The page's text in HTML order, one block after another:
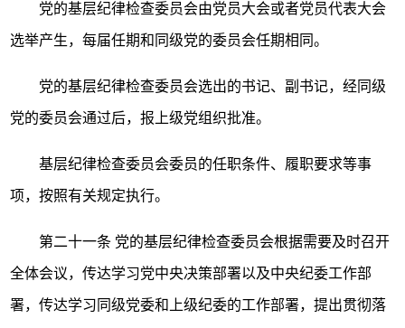
党的基层纪律检查委员会由党员大会或者党员代表大会
选举产生，每届任期和同级党的委员会任期相同。
党的基层纪律检查委员会选出的书记、副书记，经同级
党的委员会通过后，报上级党组织批准。
基层纪律检查委员会委员的任职条件、履职要求等事
项，按照有关规定执行。
第二十一条 党的基层纪律检查委员会根据需要及时召开
全体会议，传达学习党中央决策部署以及中央纪委工作部
署，传达学习同级党委和上级纪委的工作部署，提出贯彻落